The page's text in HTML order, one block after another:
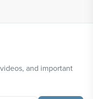
and important